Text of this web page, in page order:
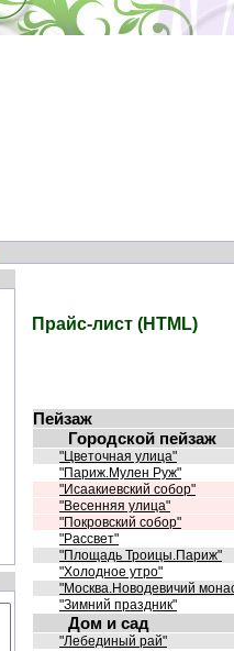
Прайс-лист (HTML)
Пейзаж
Городской пейзаж
"Цветочная улица"
"Париж.Мулен Руж"
"Исаакиевский собор"
"Весенняя улица"
"Покровский собор"
"Рассвет"
"Площадь Троицы.Париж"
"Холодное утро"
"Москва.Новодевичий
"Зимний праздник"
Дом и сад
"Лебединый рай"